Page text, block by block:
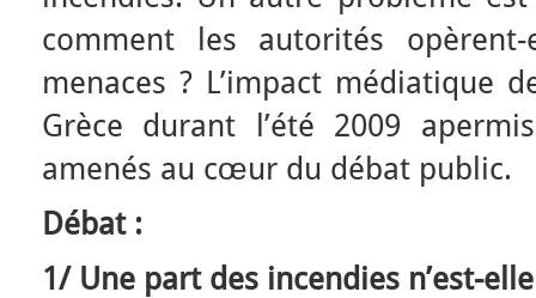
comment les autorités
menaces ? L’impact médiatique
Grèce durant l’été 2009
amenés au cœur du débat public.
Débat :
1/ Une part des incendies n’est-